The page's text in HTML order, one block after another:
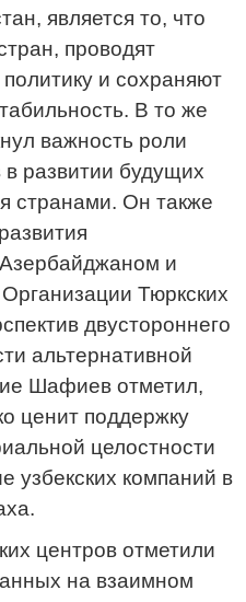
является то, что
проводят
и сохраняют
В то же
важность роли
развитии будущих
странами. Он также
и
Тюркских
двустороннего
альтернативной
Шафиев отметил,
ценит поддержку
целостности
узбекских компаний в
центров отметили
на взаимном